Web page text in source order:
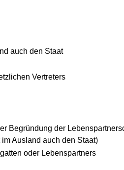
auch den Staat
Vertreters
Begründung der
Ausland auch den Staat)
oder Lebenspartners